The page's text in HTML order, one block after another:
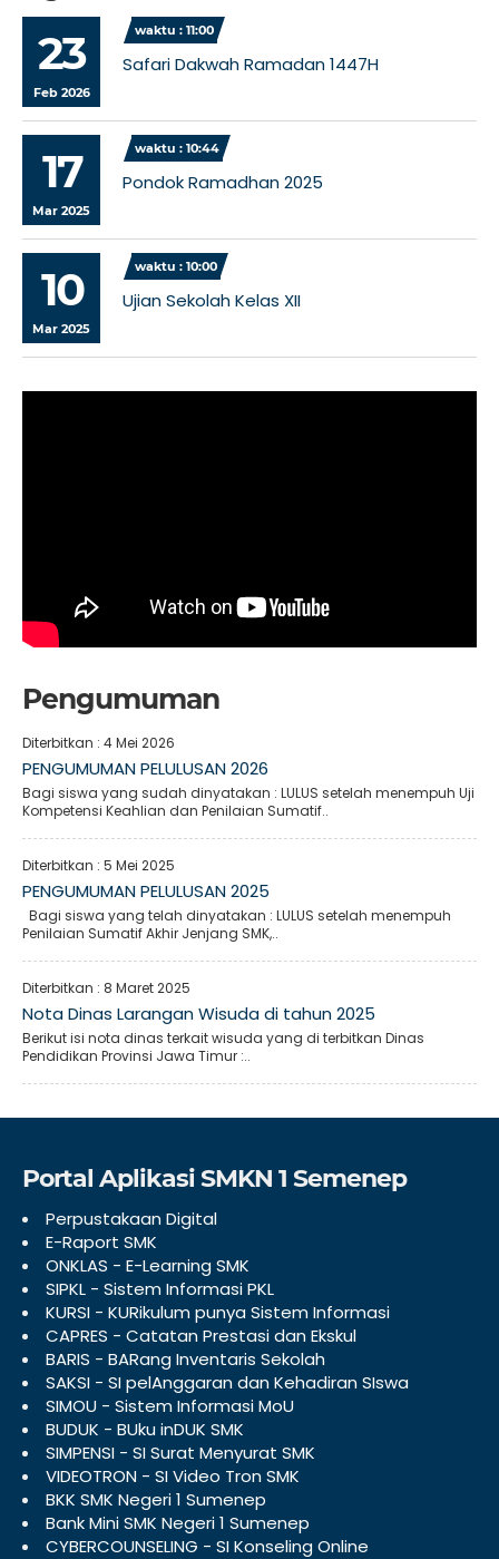
23
Feb 2026
waktu : 11:00
Safari Dakwah Ramadan 1447H
17
Mar 2025
waktu : 10:44
Pondok Ramadhan 2025
10
Mar 2025
waktu : 10:00
Ujian Sekolah Kelas XII
Pengumuman
Diterbitkan : 4 Mei 2026
PENGUMUMAN PELULUSAN 2026
Bagi siswa yang sudah dinyatakan : LULUS setelah menempuh Uji
Kompetensi Keahlian dan Penilaian Sumatif..
Diterbitkan : 5 Mei 2025
PENGUMUMAN PELULUSAN 2025
Bagi siswa yang telah dinyatakan : LULUS setelah menempuh
Penilaian Sumatif Akhir Jenjang SMK,..
Diterbitkan : 8 Maret 2025
Nota Dinas Larangan Wisuda di tahun 2025
Berikut isi nota dinas terkait wisuda yang di terbitkan Dinas
Pendidikan Provinsi Jawa Timur :..
Portal Aplikasi SMKN 1 Semenep
Perpustakaan Digital
E-Raport SMK
ONKLAS - E-Learning SMK
SIPKL - Sistem Informasi PKL
KURSI - KURikulum punya Sistem Informasi
CAPRES - Catatan Prestasi dan Ekskul
BARIS - BARang Inventaris Sekolah
SAKSI - SI pelAnggaran dan Kehadiran SIswa
SIMOU - Sistem Informasi MoU
BUDUK - BUku inDUK SMK
SIMPENSI - SI Surat Menyurat SMK
VIDEOTRON - SI Video Tron SMK
BKK SMK Negeri 1 Sumenep
Bank Mini SMK Negeri 1 Sumenep
CYBERCOUNSELING - SI Konseling Online